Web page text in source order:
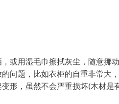
或用湿毛巾擦拭灰尘，随意挪
问题，比如衣柜的自重非常大
形，虽然不会严重损坏(木材是